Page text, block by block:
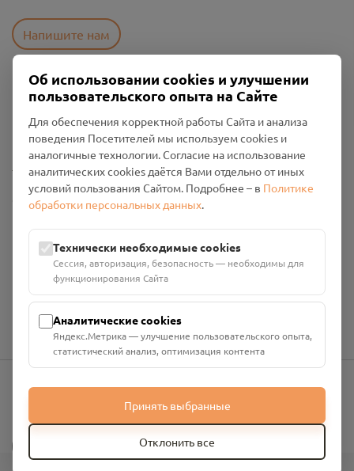
Напишите нам
Пользовательское соглашение
Промо-материалы
Общество с ограниченной ответственностью «Смоленский
ИНН: 6700029207 ОГРН: 1256700001986
Юридический адрес: 216790, Смоленская область, р-н
Руднянский, г. Рудня, улица Западная, д. 26А, пом. 18
Номер счёта: 40702810901130004287 в АО "АЛЬФА-БАНК"
Кор. счёт: 30101810200000000593
info@pomnim.online
Об использовании cookies и улучшении
пользовательского опыта на Сайте
Для обеспечения корректной работы Сайта и анализа
поведения Посетителей мы используем cookies и
аналогичные технологии. Согласие на использование
аналитических cookies даётся Вами отдельно от иных
условий пользования Сайтом. Подробнее – в Политике
обработки персональных данных.
Технически необходимые cookies
Сессия, авторизация, безопасность — необходимы для
функционирования Сайта
Аналитические cookies
Яндекс.Метрика — улучшение пользовательского опыта,
статистический анализ, оптимизация контента
Принять выбранные
Отклонить все